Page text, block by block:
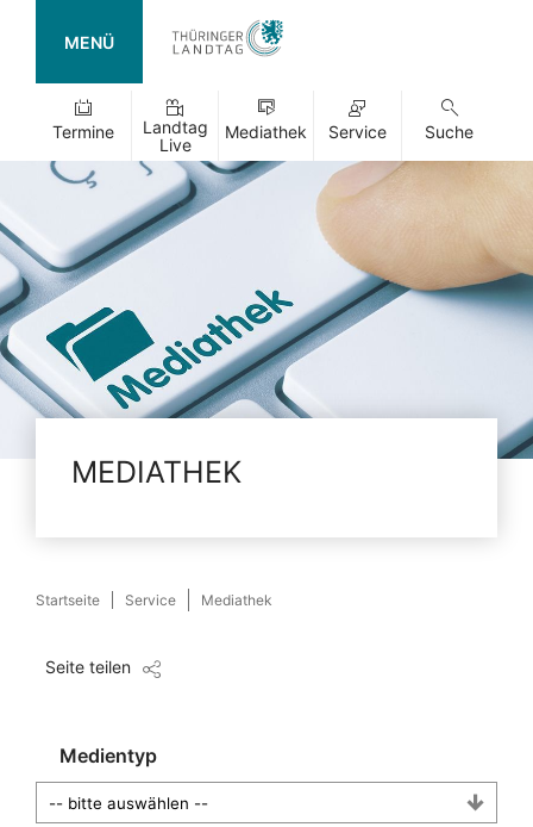
MENÜ
Termine
Landtag
Live
Mediathek Service Suche
MEDIATHEK
Startseite Service Mediathek
Seite teilen
Medientyp